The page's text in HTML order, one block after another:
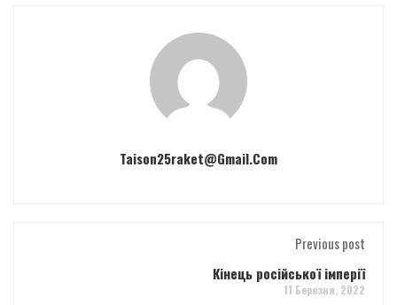
Taison25raket@gmail.com
Previous post
Кінець російської імперії
11 Березня, 2022